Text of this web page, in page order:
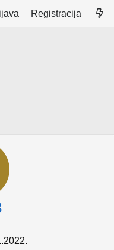
Registracija